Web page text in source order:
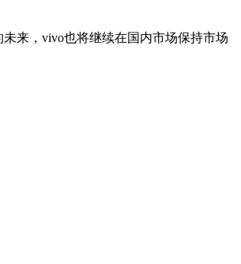
来，vivo也将继续在国内市场保持市场